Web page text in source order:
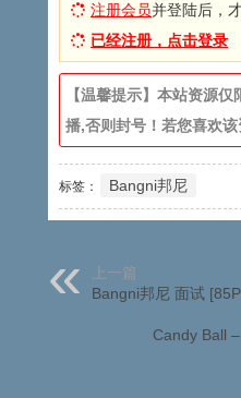
注册会员并登陆后，
已经注册，点击登录
【温馨提示】本站资源
播,否则封号！若您喜欢该
标签： Bangni邦尼
上一篇
Bangni邦尼 面试
Candy Ball